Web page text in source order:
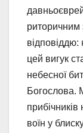
риторичним
відповіддю:
цей вигук
небесної
Богослова.
воїн у